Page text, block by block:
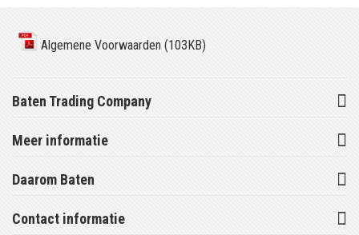
Algemene Voorwaarden (103KB)
Baten Trading Company
Meer informatie
Daarom Baten
Contact informatie